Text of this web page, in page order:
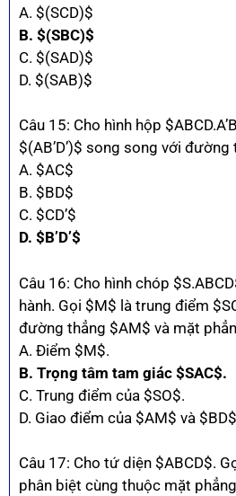
A. $(SCD)$
B. $(SBC)$
C. $(SAD)$
D. $(SAB)$
Câu 15: Cho hình hộp
$(AB’D’)$ song song với
A. $AC$
B. $BD$
C. $CD’$
D. $B’D’$
Câu 16: Cho hình chóp
hành. Gọi $M$ là trung điểm
đường thẳng $AM$ và mặt
A. Điểm $M$.
B. Trọng tâm tam giác $SAC$.
C. Trung điểm của $SO$.
D. Giao điểm của $AM$ và
Câu 17: Cho tứ diện $ABCD$.
phân biệt cùng thuộc mặt